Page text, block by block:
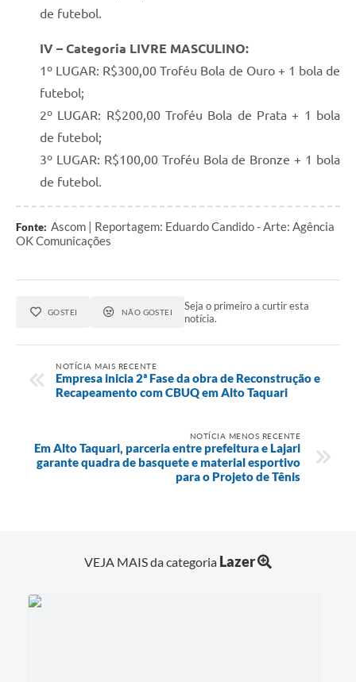
de futebol.
IV – Categoria LIVRE MASCULINO:
1º LUGAR: R$300,00 Troféu Bola de Ouro + 1 bola de
futebol;
2º LUGAR: R$200,00 Troféu Bola de Prata + 1 bola
de futebol;
3º LUGAR: R$100,00 Troféu Bola de Bronze + 1 bola
de futebol.
Fonte: Ascom | Reportagem: Eduardo Candido - Arte: Agência
OK Comunicações
GOSTEI NÃO GOSTEI
Seja o primeiro a curtir esta
notícia.
NOTÍCIA MAIS RECENTE
Empresa inicia 2ª Fase da obra de Reconstrução e
Recapeamento com CBUQ em Alto Taquari
NOTÍCIA MENOS RECENTE
Em Alto Taquari, parceria entre prefeitura e Lajari
garante quadra de basquete e material esportivo
para o Projeto de Tênis
VEJA MAIS da categoria Lazer